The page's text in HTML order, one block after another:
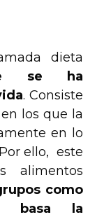
dieta
se ha
. Consiste
los que la
en lo
ello, este
alimentos
como
basa la